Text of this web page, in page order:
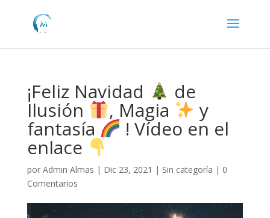
¡Feliz Navidad de
Ilusión , Magia y
fantasía ! Vídeo en el
enlace
por Admin Almas | Dic 23, 2021 | Sin categoría | 0
Comentarios